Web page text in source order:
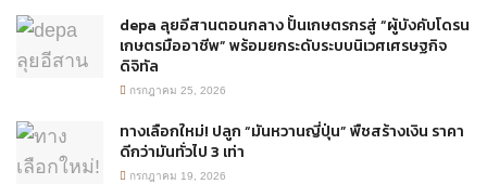
depa ลุยอีสานตอนกลาง ปั้นเกษตรกรสู่ “ผู้บังคับโดรน
เกษตรมืออาชีพ” พร้อมยกระดับระบบนิเวศเศรษฐกิจ
ดิจิทัล
กรกฎาคม 25, 2026
ทางเลือกใหม่! ปลูก “มันหวานญี่ปุ่น” พืชสร้างเงิน ราคา
ดีกว่ามันทั่วไป 3 เท่า
กรกฎาคม 19, 2026